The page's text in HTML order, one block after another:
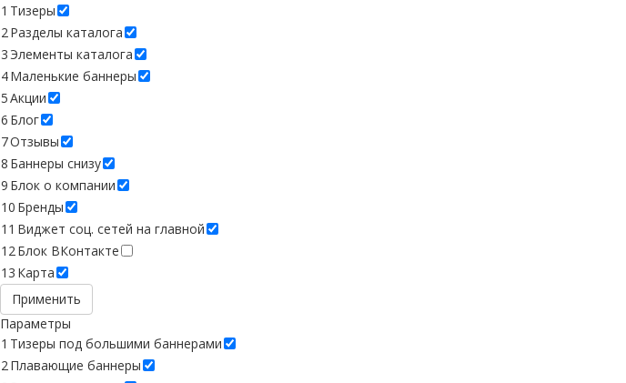
1 Тизеры
2Разделы каталога
3 Элементы каталога
4Маленькие баннеры
5Акции
6 Блог
7Отзывы
8 Баннеры снизу
9 Блок о компании
10 Бренды
11 Виджет соц. сетей на главной
12Блок ВКонтакте
13 Карта
Применить
Параметры
1 Тизеры под большими баннерами
2Плавающие баннеры